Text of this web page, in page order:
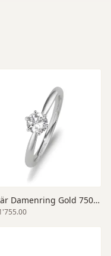
Solitär Damenring Gold 750 weiss